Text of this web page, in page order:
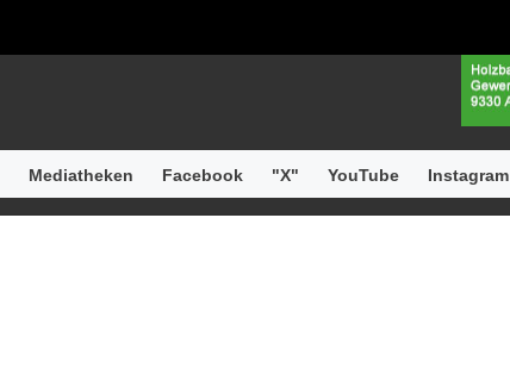
Mediatheken Facebook "X" YouTube Instagram